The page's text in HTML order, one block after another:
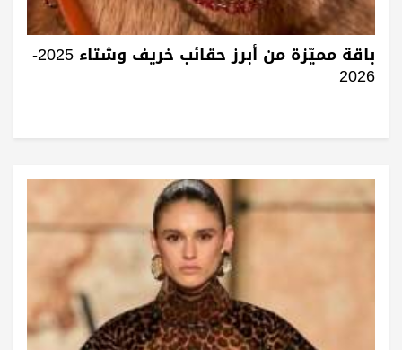
باقة مميّزة من أبرز حقائب خريف وشتاء 2025-
2026